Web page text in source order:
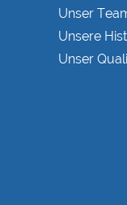
Unser
Unsere
Unser